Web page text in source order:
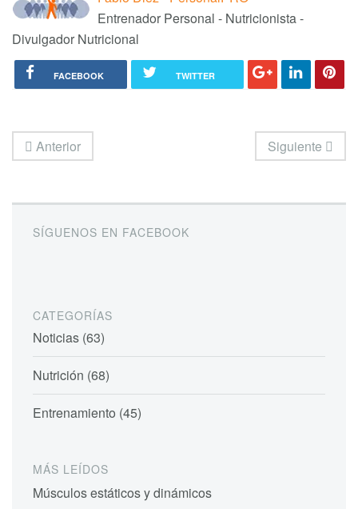
Entrenador Personal - Nutricionista -
Divulgador Nutricional
FACEBOOK TWITTER
Anterior Siguiente
SÍGUENOS EN FACEBOOK
CATEGORÍAS
Noticias (63)
Nutrición (68)
Entrenamiento (45)
MÁS LEÍDOS
Músculos estáticos y dinámicos